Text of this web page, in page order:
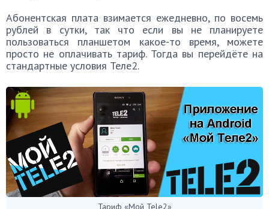
Абонентская плата взимается ежедневно, по восемь
рублей в сутки, так что если вы не планируете
пользоваться планшетом какое-то время, можете
просто не оплачивать тариф. Тогда вы перейдёте на
стандартные условия Теле2.
Тариф «Мой Tele2»